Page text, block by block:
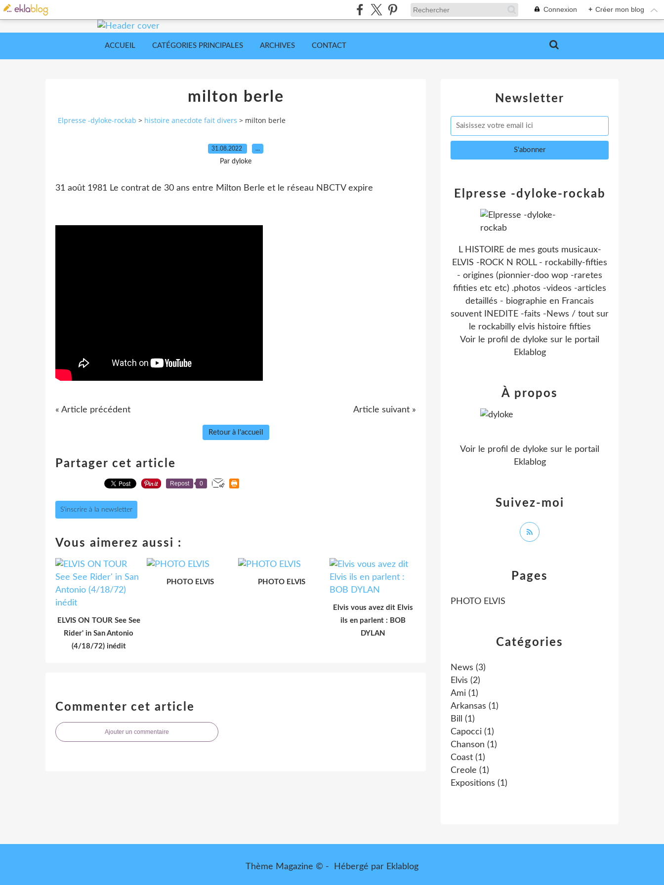
Connexion + Créer mon blog
ACCUEIL CATÉGORIES PRINCIPALES ARCHIVES CONTACT
milton berle
Elpresse -dyloke-rockab > histoire anecdote fait divers > milton berle
31.08.2022 …
Par dyloke
31 août 1981 Le contrat de 30 ans entre Milton Berle et le réseau NBCTV expire
« Article précédent Article suivant »
Retour à l'accueil
Partager cet article
Repost 0
S'inscrire à la newsletter
Vous aimerez aussi :
ELVIS ON TOUR See See
Rider' in San Antonio
(4/18/72) inédit
PHOTO ELVIS PHOTO ELVIS
Elvis vous avez dit Elvis
ils en parlent : BOB
DYLAN
Commenter cet article
Ajouter un commentaire
Newsletter
Catégories
News (3)
Elvis (2)
Ami (1)
Arkansas (1)
Bill
(1)
Capocci (1)
Chanson (1)
Coast (1)
Creole (1)
Expositions (1)
Pages
PHOTO ELVIS
Elpresse -dyloke-rockab
L HISTOIRE de mes gouts musicaux-
ELVIS -ROCK N ROLL - rockabilly-fifties
- origines (pionnier-doo wop -raretes
fifities etc etc) .photos -videos -articles
detaillés - biographie en Francais
souvent INEDITE -faits -News / tout sur
le rockabilly elvis histoire fifties
Voir le profil de dyloke sur le portail
Eklablog
Suivez-moi
À propos
Voir le profil de dyloke sur le portail
Eklablog
Thème Magazine © - Hébergé par Eklablog